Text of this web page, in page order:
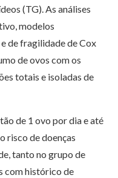
(TG). As análises
modelos
de fragilidade de Cox
de ovos com os
totais e isoladas de
de 1 ovo por dia e até
risco de doenças
tanto no grupo de
com histórico de